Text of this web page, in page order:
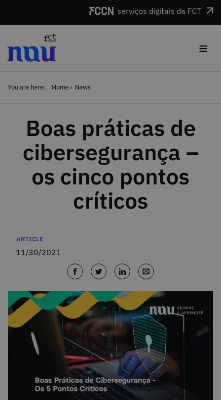
serviços digitais da FCT
≡
You are here: Home News
Boas práticas de
cibersegurança –
os cinco pontos
críticos
Categories
ARTICLE
11/30/2021